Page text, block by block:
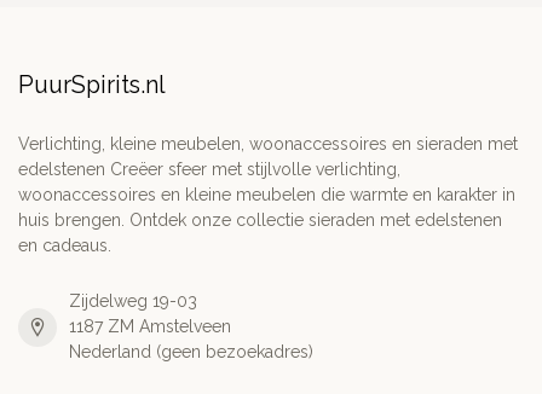
PuurSpirits.nl
Verlichting, kleine meubelen, woonaccessoires en sieraden met
edelstenen Creëer sfeer met stijlvolle verlichting,
woonaccessoires en kleine meubelen die warmte en karakter in
huis brengen. Ontdek onze collectie sieraden met edelstenen
en cadeaus.
Zijdelweg 19-03
1187 ZM Amstelveen
Nederland (geen bezoekadres)